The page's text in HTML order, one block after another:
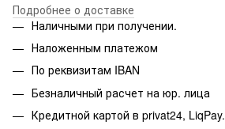
Подробнее о доставке
Наличными при получении.
Наложенным платежом
По реквизитам IBAN
Безналичный расчет на юр. лица
Кредитной картой в privat24, LiqPay.